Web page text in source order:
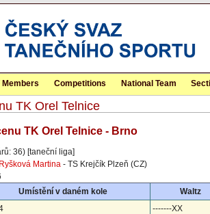
Members Competitions National Team
TK Orel Telnice
TK Orel Telnice - Brno
36) [taneční liga]
Ryšková Martina - TS Krejčík Plzeň (CZ)
Umístění v daném kole
Waltz
-------XX